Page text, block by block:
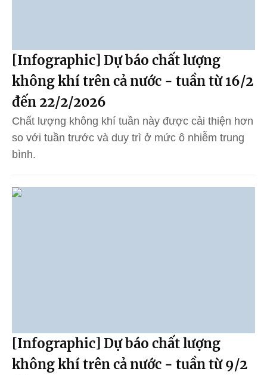
[Infographic] Dự báo chất lượng
không khí trên cả nước - tuần từ 16/2
đến 22/2/2026
Chất lượng không khí tuần này được cải thiện hơn
so với tuần trước và duy trì ở mức ô nhiễm trung
bình.
[Infographic] Dự báo chất lượng
không khí trên cả nước - tuần từ 9/2